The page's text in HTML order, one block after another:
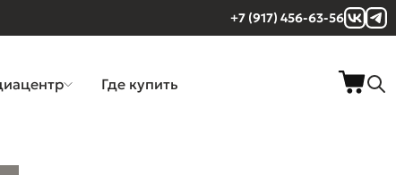
+7 (917) 456-63-56
Где купить